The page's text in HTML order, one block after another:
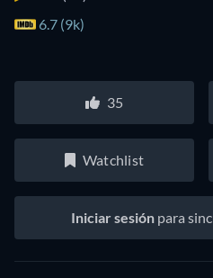
6.7 (9k)
35
Watchlist
Iniciar sesión para